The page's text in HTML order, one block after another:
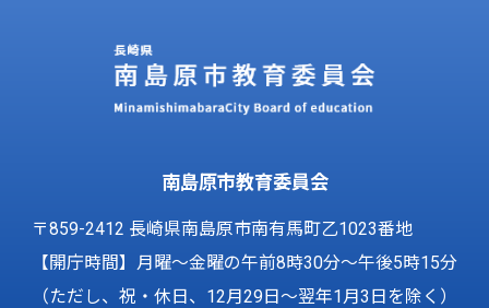
南島原市教育委員会
〒859-2412 長崎県南島原市南有馬町乙1023番地
【開庁時間】月曜～金曜の午前8時30分～午後5時15分
（ただし、祝・休日、12月29日～翌年1月3日を除く）